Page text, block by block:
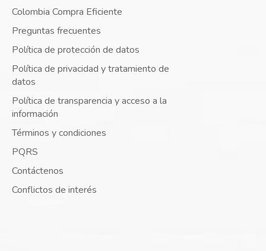
Colombia Compra Eficiente
Preguntas frecuentes
Política de protección de datos
Política de privacidad y tratamiento de
datos
Política de transparencia y acceso a la
información
Términos y condiciones
PQRS
Contáctenos
Conflictos de interés